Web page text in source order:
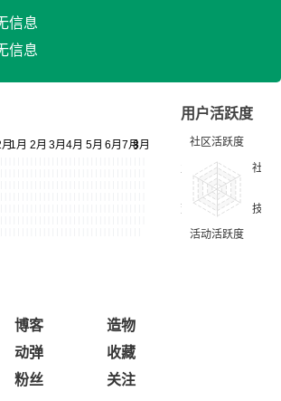
信息
信息
用户活跃度
博客
造物
动弹
收藏
粉丝 关注